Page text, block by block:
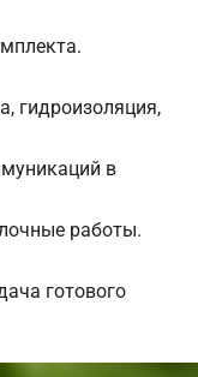
гидроизоляция,
в
работы.
готового